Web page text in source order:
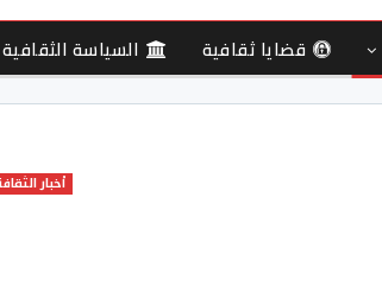
قضايا ثقافية السياسة الثقافية
أخبار